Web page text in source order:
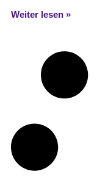
Weiter lesen »